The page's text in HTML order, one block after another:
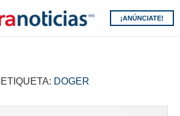
¡ANÚNCIATE!
ETIQUETA: DOGER